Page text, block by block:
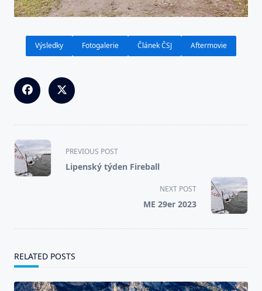
Výsledky Fotogalerie Článek ČSJ Aftermovie
<span
class="nav-
subtitle
PREVIOUS POST
Lipenský týden Fireball
NEXT POST
ME 29er 2023
RELATED POSTS